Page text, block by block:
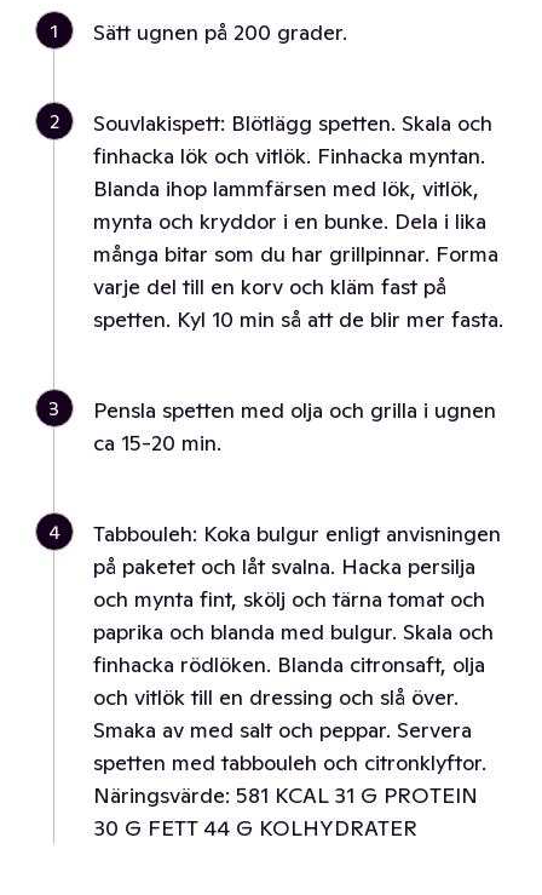
1 Sätt ugnen på 200 grader.
2
Souvlakispett: Blötlägg spetten. Skala och
finhacka lök och vitlök. Finhacka myntan.
Blanda ihop lammfärsen med lök, vitlök,
mynta och kryddor i en bunke. Dela i lika
många bitar som du har grillpinnar. Forma
varje del till en korv och kläm fast på
spetten. Kyl 10 min så att de blir mer fasta.
3
Pensla spetten med olja och grilla i ugnen
ca 15-20 min.
4
Tabbouleh: Koka bulgur enligt anvisningen
på paketet och låt svalna. Hacka persilja
och mynta fint, skölj och tärna tomat och
paprika och blanda med bulgur. Skala och
finhacka rödlöken. Blanda citronsaft, olja
och vitlök till en dressing och slå över.
Smaka av med salt och peppar. Servera
spetten med tabbouleh och citronklyftor.
Näringsvärde: 581 KCAL 31 G PROTEIN
30 G FETT 44 G KOLHYDRATER